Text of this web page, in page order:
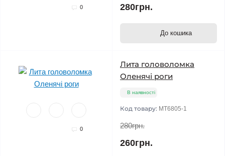
0 280грн.
До кошика
0
Лита головоломка
Оленячі роги
В наявності
Код товару: MT6805-1
280грн.
260грн.